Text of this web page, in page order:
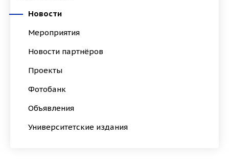
Новости
Мероприятия
Новости партнёров
Проекты
Фотобанк
Объявления
Университетские издания